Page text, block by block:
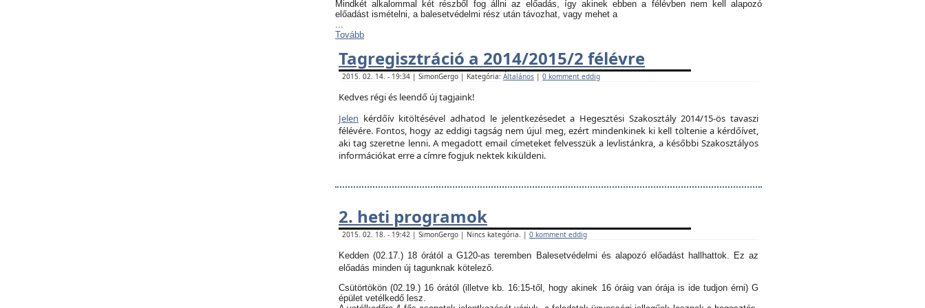
Mindkét alkalommal két részből fog állni az előadás, így akinek ebben a félévben nem kell alapozó
előadást ismételni, a balesetvédelmi rész után távozhat, vagy mehet a
...
Tovább
Tagregisztráció a 2014/2015/2 félévre
2015. 02. 14. - 19:34 | SimonGergo | Kategória: Általános | 0 komment eddig
Kedves régi és leendő új tagjaink!
Jelen kérdőív kitöltésével adhatod le jelentkezésedet a Hegesztési Szakosztály 2014/15-ös tavaszi
félévére. Fontos, hogy az eddigi tagság nem újul meg, ezért mindenkinek ki kell töltenie a kérdőívet,
aki tag szeretne lenni. A megadott email címeteket felvesszük a levlistánkra, a későbbi Szakosztályos
információkat erre a címre fogjuk nektek kiküldeni.
2. heti programok
2015. 02. 18. - 19:42 | SimonGergo | Nincs kategória. | 0 komment eddig
Kedden (02.17.) 18 órától a G120-as teremben Balesetvédelmi és alapozó előadást hallhattok. Ez az
előadás minden új tagunknak kötelező.
Csütörtökön (02.19.) 16 órától (illetve kb. 16:15-től, hogy akinek 16 óráig van órája is ide tudjon érni) G
épület vetélkedő lesz.